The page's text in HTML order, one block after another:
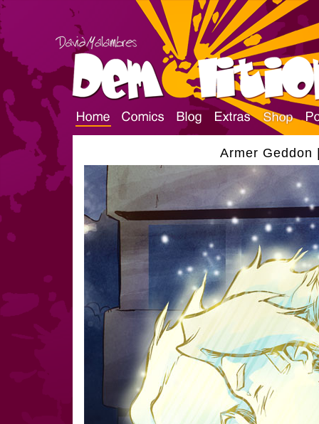
Armer Geddon